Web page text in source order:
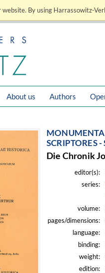
By using Harrassowitz-
About us Authors
Die Chronik
editor(s):
series:
volume:
pages/dimensions:
language:
binding:
weight:
edition: